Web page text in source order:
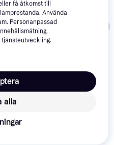
number 9 för
få åtkomst till
Använda
Personanpassad
alla